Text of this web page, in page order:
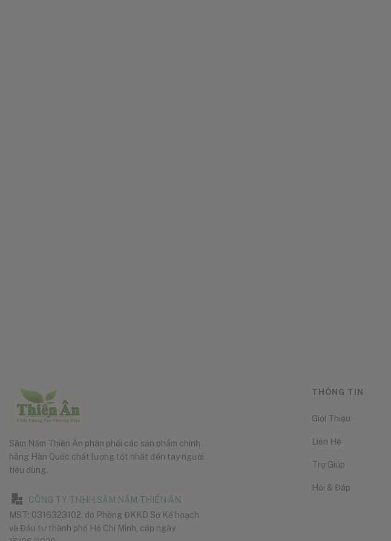
Sâm Nấm Thiên Ân phân phối các sản phẩm chính
hãng Hàn Quốc chất lượng tốt nhất đến tay người
tiêu dùng.
CÔNG TY TNHH SÂM NẤM THIÊN ÂN
MST: 0316323102, do Phòng ĐKKD Sở Kế hoạch
và Đầu tư thành phố Hồ Chí Minh, cấp ngày
THÔNG TIN
Giới Thiệu
Liên Hệ
Trợ Giúp
Hỏi & Đáp